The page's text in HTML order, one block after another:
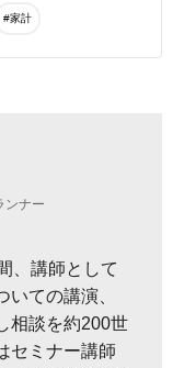
#家計
ンナー
、講師として
ての講演、
相談を約200世
セミナー講師